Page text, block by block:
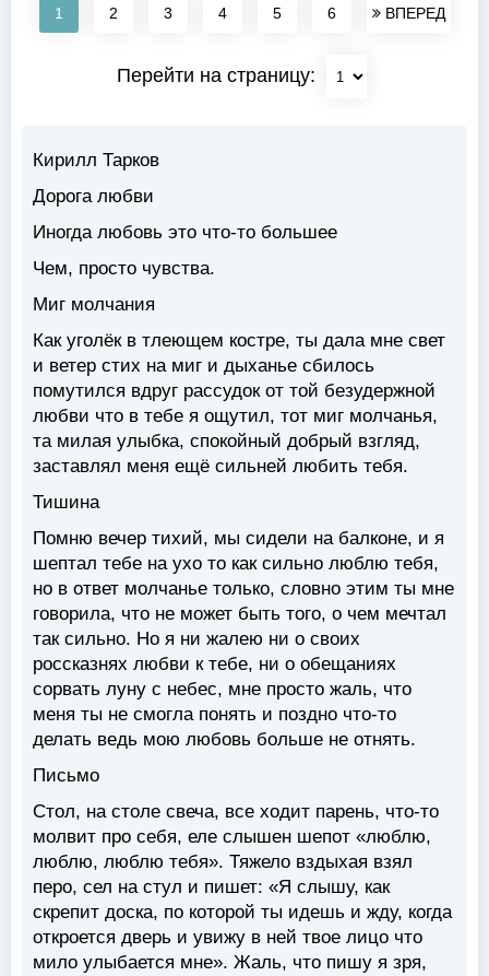
1 2 3 4 5 6 ВПЕРЕД
Перейти на страницу:
Кирилл Тарков
Дорога любви
Иногда любовь это что-то большее
Чем, просто чувства.
Миг молчания
Как уголёк в тлеющем костре, ты дала мне свет
и ветер стих на миг и дыханье сбилось
помутился вдруг рассудок от той безудержной
любви что в тебе я ощутил, тот миг молчанья,
та милая улыбка, спокойный добрый взгляд,
заставлял меня ещё сильней любить тебя.
Тишина
Помню вечер тихий, мы сидели на балконе, и я
шептал тебе на ухо то как сильно люблю тебя,
но в ответ молчанье только, словно этим ты мне
говорила, что не может быть того, о чем мечтал
так сильно. Но я ни жалею ни о своих
россказнях любви к тебе, ни о обещаниях
сорвать луну с небес, мне просто жаль, что
меня ты не смогла понять и поздно что-то
делать ведь мою любовь больше не отнять.
Письмо
Стол, на столе свеча, все ходит парень, что-то
молвит про себя, еле слышен шепот «люблю,
люблю, люблю тебя». Тяжело вздыхая взял
перо, сел на стул и пишет: «Я слышу, как
скрепит доска, по которой ты идешь и жду, когда
откроется дверь и увижу в ней твое лицо что
мило улыбается мне». Жаль, что пишу я зря,